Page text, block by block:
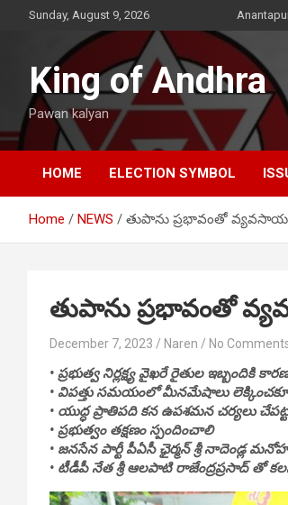
Sunday, August 9, 2026
King of Andhra
Pawan kalyan
HOME ELECTION SYMBOL
Home NEWS తుపాను ప్రభావంతో
తుపాను ప్రభావంతో
December 7, 2023 Naren No
• ప్రభుత్వ నిర్లక్ష్య వైఖరే రైతుల ఇబ్బందికి
• విపత్తు సమయంలో మీనమేషాలు
• యుద్ధ ప్రాతిపది కన ఉపశమన చర్యలు
• ప్రభుత్వం తక్షణం స్పందించాలి
• జనసేన పార్టీ పీఏసీ ఛైర్మన్ శ్రీ నాదెండ్ల
• టీడీపీ నేత శ్రీ ఆలపాటి రాజేంద్రప్రసాద్ తో